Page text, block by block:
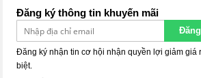
Đăng ký thông tin khuyến mãi
Đăng ký nhận tin cơ hội nhận quyền lợi giảm giá
biệt.